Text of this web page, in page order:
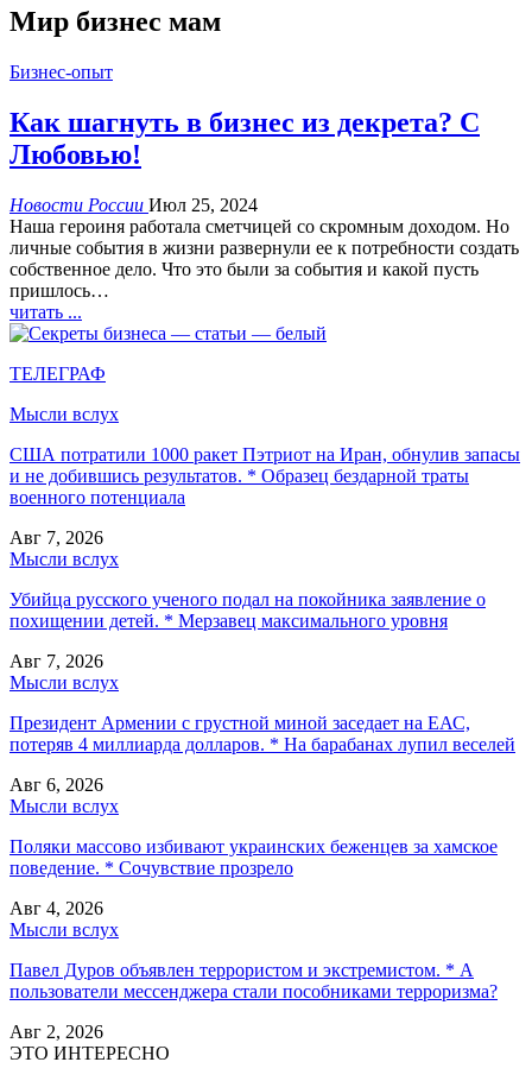
Мир бизнес мам
Бизнес-опыт
Как шагнуть в бизнес из декрета? С
Любовью!
Новости России Июл 25, 2024
Наша героиня работала сметчицей со скромным доходом. Но
личные события в жизни развернули ее к потребности создать
собственное дело. Что это были за события и какой пусть
пришлось…
читать ...
ТЕЛЕГРАФ
Мысли вслух
США потратили 1000 ракет Пэтриот на Иран, обнулив запасы
и не добившись результатов. * Образец бездарной траты
военного потенциала
Авг 7, 2026
Мысли вслух
Убийца русского ученого подал на покойника заявление о
похищении детей. * Мерзавец максимального уровня
Авг 7, 2026
Мысли вслух
Президент Армении с грустной миной заседает на ЕАС,
потеряв 4 миллиарда долларов. * На барабанах лупил веселей
Авг 6, 2026
Мысли вслух
Поляки массово избивают украинских беженцев за хамское
поведение. * Сочувствие прозрело
Авг 4, 2026
Мысли вслух
Павел Дуров объявлен террористом и экстремистом. * А
пользователи мессенджера стали пособниками терроризма?
Авг 2, 2026
ЭТО ИНТЕРЕСНО